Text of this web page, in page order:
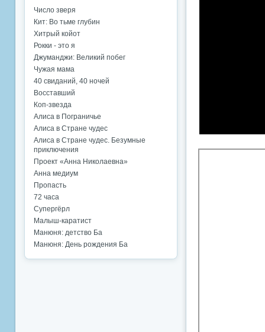
Число зверя
Кит: Во тьме глубин
Хитрый койот
Рокки - это я
Джуманджи: Великий побег
Чужая мама
40 свиданий, 40 ночей
Восставший
Коп-звезда
Алиса в Пограничье
Алиса в Стране чудес
Алиса в Стране чудес. Безумные
приключения
Проект «Анна Николаевна»
Анна медиум
Пропасть
72 часа
Супергёрл
Малыш-каратист
Манюня: детство Ба
Манюня: День рождения Ба